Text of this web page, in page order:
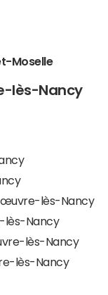
Moselle
lès-Nancy
lès-Nancy
lès-Nancy
lès-Nancy
lès-Nancy